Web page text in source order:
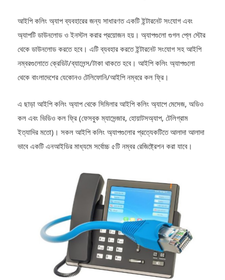
আইপি কলিং অ্যাপ ব্যবহারের জন্য সাধারণত একটি ইন্টারনেট সংযোগ এবং
অ্যাপটি ডাউনলোড ও ইনস্টল করার প্রয়োজন হয়। অ্যাপগুলো গুগল প্লে স্টোর
থেকে ডাউনলোড করতে হবে। এটি ব্যবহার করতে ইন্টারনেট সংযোগ সহ আইপি
নম্বরগুলোতে ক্রেডিট/ব্যালেন্স/টাকা থাকতে হবে। আইপি কলিং অ্যাপগুলো
থেকে বাংলাদেশের যেকোনও টেলিফোনি/আইপি নম্বরে কল ফ্রি।
এ ছাড়া আইপি কলিং অ্যাপ থেকে সিমিলার আইপি কলিং অ্যাপে মেসেজ, অডিও
কল এবং ভিডিও কল ফ্রি (ফেসবুক ম্যাসেন্জার, হোয়াটসঅ্যাপ, টেলিগ্রাম
ইত্যাদির মতো)। সকল আইপি কলিং অ্যাপগুলোর প্রত্যেকটিতে আলাদা আলাদা
ভাবে একটি এনআইডির মাধ্যমে সর্বোচ্চ ৫টি নম্বর রেজিষ্ট্রেশন করা যাবে।